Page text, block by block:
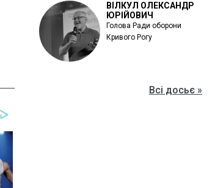
ВІЛКУЛ ОЛЕКСАНДР
ЮРІЙОВИЧ
Голова Ради оборони
Кривого Рогу
Всі досьє »